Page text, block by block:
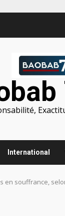
International
en souffrance,